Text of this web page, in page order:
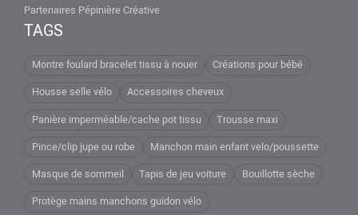
Partenaires Pépinière Créative
TAGS
Montre foulard bracelet tissu à nouer
Créations pour bébé
Housse selle vélo
Accessoires cheveux
Panière imperméable/cache pot tissu
Trousse maxi
Pince/clip jupe ou robe
Manchon main enfant velo/poussette
Masque de sommeil
Tapis de jeu voiture
Bouillotte sèche
Protège mains manchons guidon vélo